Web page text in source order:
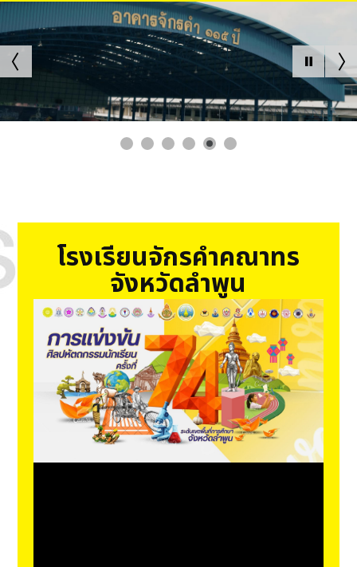
งเรียนจักรคำคณาทร จังหวัดลำพูน
นสถานศึกษาคุณภาพมาตรฐานสากล บนพื้นฐานของความเป็นไทย
โรงเรียนจักรคำคณาทร
จังหวัดลำพูน